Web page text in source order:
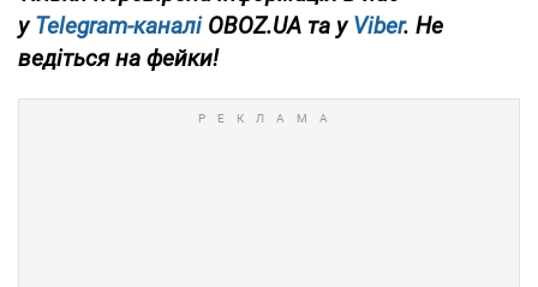
уTelegram-каналіOBOZ.UA та уViber. Не
ведіться на фейки!